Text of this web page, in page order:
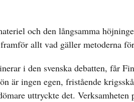
och den långsamma
allt vad gäller metoderna
i den svenska debatten, får
är ingen egen, fristående
uttryckte det.